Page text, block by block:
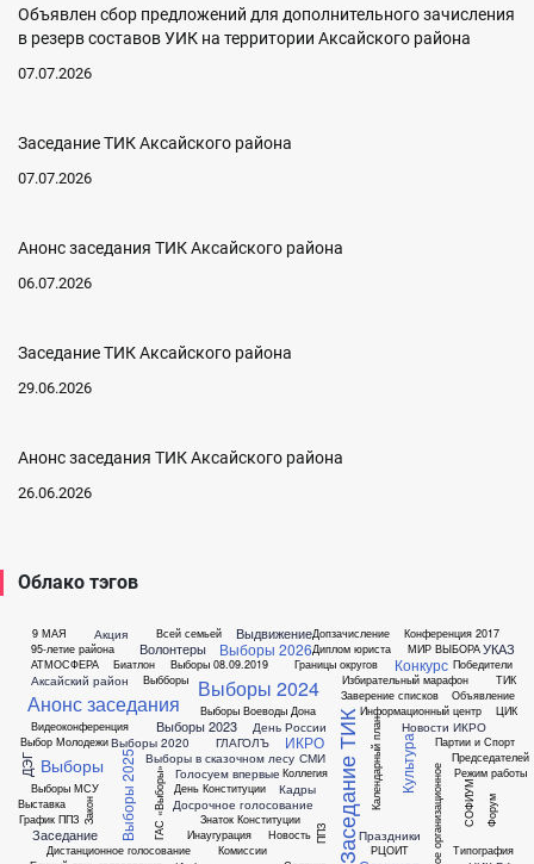
Объявлен сбор предложений для дополнительного зачисления
в резерв составов УИК на территории Аксайского района
07.07.2026
Заседание ТИК Аксайского района
07.07.2026
Анонс заседания ТИК Аксайского района
06.07.2026
Заседание ТИК Аксайского района
29.06.2026
Анонс заседания ТИК Аксайского района
26.06.2026
Облако тэгов
9 МАЯ
95-летие района
АТМОСФЕРА
Аксайский район
Акция
Анонс заседания
Биатлон
Видеоконференция
Волонтеры
Всей семьей
Выбборы
Выбор Молодежи
Выборы
Выборы 08.09.2019
Выборы 2020
Выборы 2023
Выборы 2024
Выборы 2025
Выборы 2026
Выборы Воеводы Дона
Выборы МСУ
Выборы в сказочном лесу
Выдвижение
Выставка ГАС «Выборы»
ГЛАГОЛЪ
Голосуем впервые
Границы округов
График ППЗ
ДЭГ
День Конституции
День России
Диплом юриста
Дистанционное голосование
Допзачисление
Досрочное голосование
Заверение списков
Закон
Заседание Заседание ТИК
Знаток Конституции
ИКРО
Избирательный марафон
Инаугурация
Информационный центр
Кадры Календарный план
Коллегия
Комиссии
Конкурс
Конференция 2017
Культура
МИР ВЫБОРА
Новости ИКРО
Новость
Объявление
ППЗ
Партии и Спорт
Первое организационное
Победители
Праздники
Председателей
РЦОИТ
Режим работы
СМИ
СОФИУМ
ТИК
Типография
УКАЗ
Форум
ЦИК